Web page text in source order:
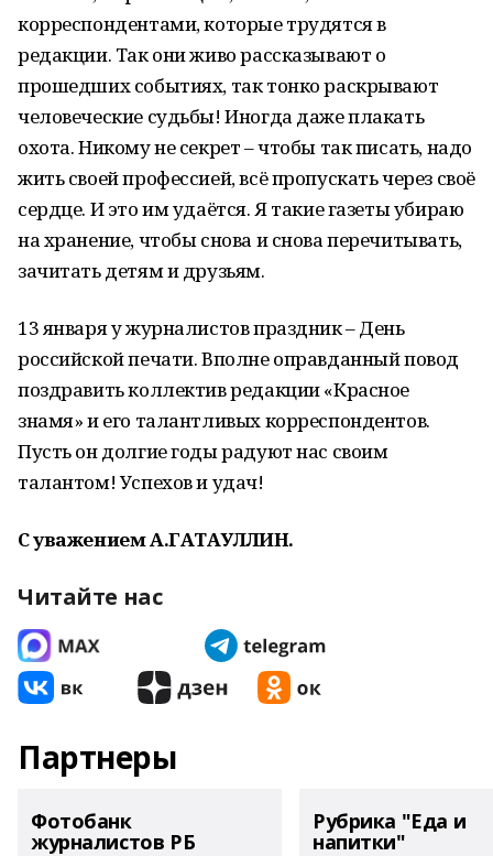
корреспондентами, которые трудятся в
редакции. Так они живо рассказывают о
прошедших событиях, так тонко раскрывают
человеческие судьбы! Иногда даже плакать
охота. Никому не секрет – чтобы так писать, надо
жить своей профессией, всё пропускать через своё
сердце. И это им удаётся. Я такие газеты убираю
на хранение, чтобы снова и снова перечитывать,
зачитать детям и друзьям.
13 января у журналистов праздник – День
российской печати. Вполне оправданный повод
поздравить коллектив редакции «Красное
знамя» и его талантливых корреспондентов.
Пусть он долгие годы радуют нас своим
талантом! Успехов и удач!
С уважением А.ГАТАУЛЛИН.
Читайте нас
Партнеры
Фотобанк
журналистов РБ
Рубрика "Еда и
напитки"